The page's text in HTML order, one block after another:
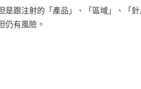
跟注射的「產品」、「區域」、「針
仍有風險。